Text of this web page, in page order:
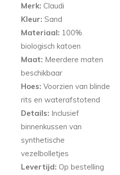
Merk: Claudi
Kleur: Sand
Materiaal: 100%
biologisch katoen
Maat: Meerdere maten
beschikbaar
Hoes: Voorzien van blinde
rits en waterafstotend
Details: Inclusief
binnenkussen van
synthetische
vezelbolletjes
Levertijd: Op bestelling